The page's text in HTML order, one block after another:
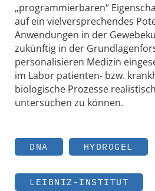
„programmierbaren“
auf ein vielversprechendes
Anwendungen in der
zukünftig in der
personalisieren Medizin
im Labor patienten- bzw.
biologische Prozesse
untersuchen zu können.
DNA HYDROGEL
LEIBNIZ-INSTITUT